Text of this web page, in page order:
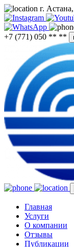
г.
+7 (771) 050 ** **
Главная
Услуги
О компании
Отзывы
Публикации